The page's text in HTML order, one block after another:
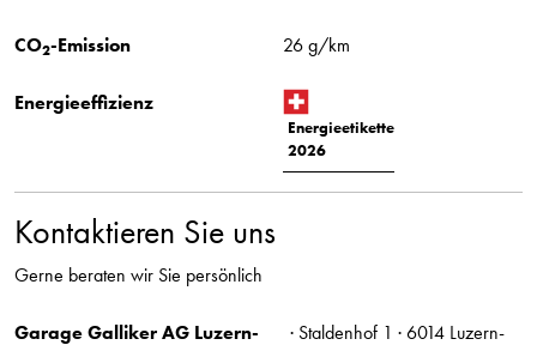
CO2-Emission 26 g/km
Energieeffizienz
Energieetikette
2026
Kontaktieren Sie uns
Gerne beraten wir Sie persönlich
Garage Galliker AG Luzern-
· Staldenhof 1 · 6014 Luzern-